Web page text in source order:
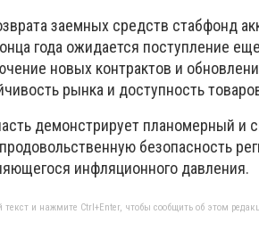
заемных средств стабфонд
года ожидается поступление
новых контрактов и
рынка и доступность
демонстрирует планомерный и
безопасность
инфляционного давления.
и нажмите Ctrl+Enter, чтобы сообщить об этом